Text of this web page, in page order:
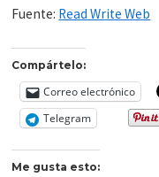
Fuente: Read Write Web
Compártelo:
Correo electrónico
Telegram
Me gusta esto: